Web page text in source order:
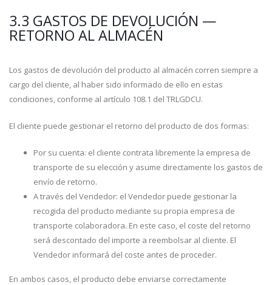
3.3 GASTOS DE DEVOLUCIÓN —
RETORNO AL ALMACÉN
Los gastos de devolución del producto al almacén corren siempre a
cargo del cliente, al haber sido informado de ello en estas
condiciones, conforme al artículo 108.1 del TRLGDCU.
El cliente puede gestionar el retorno del producto de dos formas:
Por su cuenta: el cliente contrata libremente la empresa de
transporte de su elección y asume directamente los gastos de
envío de retorno.
A través del Vendedor: el Vendedor puede gestionar la
recogida del producto mediante su propia empresa de
transporte colaboradora. En este caso, el coste del retorno
será descontado del importe a reembolsar al cliente. El
Vendedor informará del coste antes de proceder.
En ambos casos, el producto debe enviarse correctamente